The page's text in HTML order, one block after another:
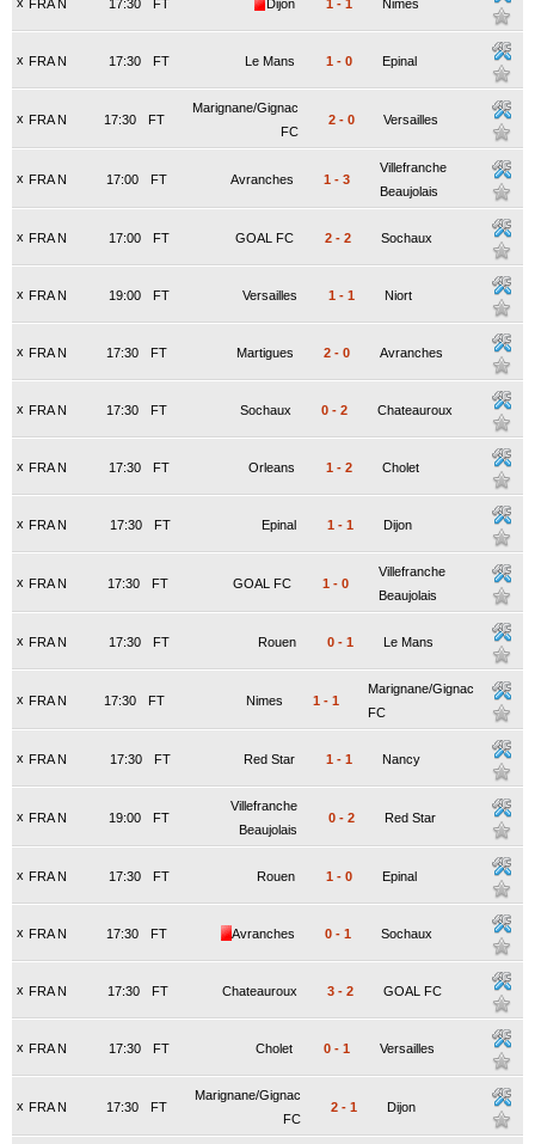
FRA N FT
17:30 Dijon 1 - 1 Nimes
x FRA N FT
17:30 Le Mans 1 - 0 Epinal
x FRA N FT
17:30
Marignane/Gignac
FC
2 - 0 Versailles
x FRA N FT
17:00 Avranches 1 - 3
Villefranche
Beaujolais
x FRA N FT
17:00 GOAL FC 2 - 2 Sochaux
x FRA N FT
19:00 Versailles 1 - 1 Niort
x FRA N FT
17:30 Martigues 2 - 0 Avranches
x FRA N FT
17:30 Sochaux 0 - 2 Chateauroux
x FRA N FT
17:30 Orleans 1 - 2 Cholet
x FRA N FT
17:30 Epinal 1 - 1 Dijon
x FRA N FT
17:30 GOAL FC 1 - 0
Villefranche
Beaujolais
x FRA N FT
17:30 Rouen 0 - 1 Le Mans
x FRA N FT
17:30 Nimes 1 - 1
Marignane/Gignac
FC
x FRA N FT
17:30 Red Star 1 - 1 Nancy
x FRA N FT
19:00
Villefranche
Beaujolais
0 - 2 Red Star
x FRA N FT
17:30 Rouen 1 - 0 Epinal
x FRA N FT
17:30 Avranches 0 - 1 Sochaux
x FRA N FT
17:30 Chateauroux 3 - 2 GOAL FC
x FRA N FT
17:30 Cholet 0 - 1 Versailles
x FRA N FT
17:30
Marignane/Gignac
FC
2 - 1 Dijon